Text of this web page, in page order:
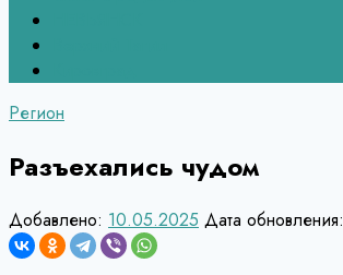
Регион
Разъехались чудом
Добавлено: 10.05.2025 Дата обновления: